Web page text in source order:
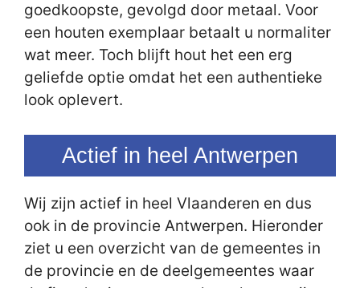
goedkoopste, gevolgd door metaal. Voor
een houten exemplaar betaalt u normaliter
wat meer. Toch blijft hout het een erg
geliefde optie omdat het een authentieke
look oplevert.
Actief in heel Antwerpen
Wij zijn actief in heel Vlaanderen en dus
ook in de provincie Antwerpen. Hieronder
ziet u een overzicht van de gemeentes in
de provincie en de deelgemeentes waar